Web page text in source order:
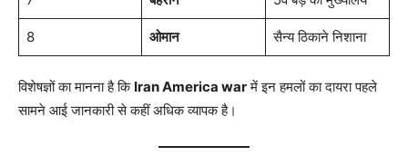
8 ओमान सैन्य ठिकाने निशाना
विशेषज्ञों का मानना है कि Iran America warमें इन हमलों का दायरा पहले
सामने आई जानकारी से कहीं अधिक व्यापक है।